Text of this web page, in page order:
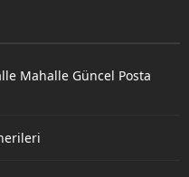
Mahalle Güncel Posta